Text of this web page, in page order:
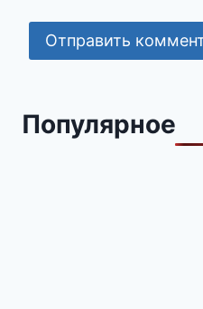
Популярное